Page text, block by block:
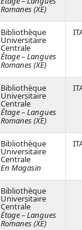
Romanes (XE)
Bibliothèque
Universitaire
Centrale
Étage – Langues
Romanes (XE)
Bibliothèque
Universitaire
Centrale
Étage – Langues
Romanes (XE)
Bibliothèque
Universitaire
Centrale
En Magasin
Bibliothèque
Universitaire
Centrale
Étage – Langues
Romanes (XE)